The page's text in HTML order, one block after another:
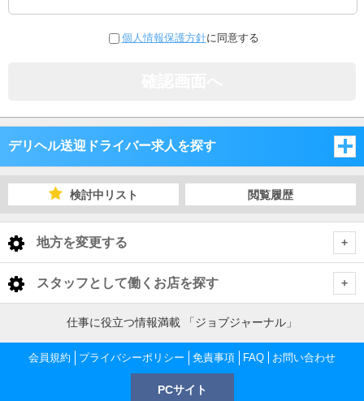
個人情報保護方針に同意する
デリヘル送迎ドライバー求人を探す
埼玉県
さいたま市・中央地域 デリヘル送迎ドライバー
大宮・さいたま・浦和 デリヘル送迎ドライバー
越谷・東部地域
越谷・東部地域 デリヘル送迎ドライバー
千葉市
千葉市 デリヘル送迎ドライバー
茨城県 デリヘル送迎ドライバー
土浦・取手・つくば・石岡
栃木県
栃木県 デリヘル送迎ドライバー
群馬県
検討中リスト 閲覧履歴
地方を変更する
< 全国トップ
北海道 男性高収入
東北 男性高収入
南関東 男性高収入
スタッフとして働くお店を探す
東京都
東京 男性高収入
神奈川県
仕事に役立つ情報満載 「ジョブジャーナル」
会員規約 プライバシーポリシー 免責事項 FAQ お問い合わせ
PCサイト